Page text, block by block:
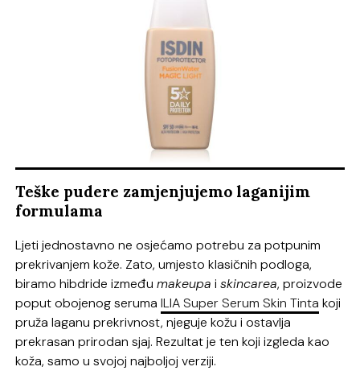
Teške pudere zamjenjujemo laganijim
formulama
Ljeti jednostavno ne osjećamo potrebu za potpunim
prekrivanjem kože. Zato, umjesto klasičnih podloga,
biramo hibdride izmeđumakeupa iskincarea, proizvode
poput obojenog seruma ILIA Super Serum Skin Tinta koji
pruža laganu prekrivnost, njeguje kožu i ostavlja
prekrasan prirodan sjaj. Rezultat je ten koji izgleda kao
koža, samo u svojoj najboljoj verziji.